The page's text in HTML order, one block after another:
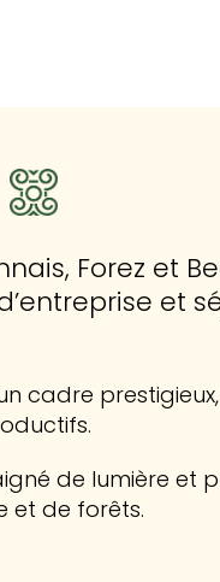
Forez et
et
cadre
de lumière et
et de forêts.